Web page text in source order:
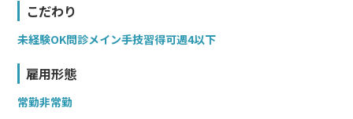
こだわり
未経験OK問診メイン手技習得可週4以下
雇用形態
常勤非常勤